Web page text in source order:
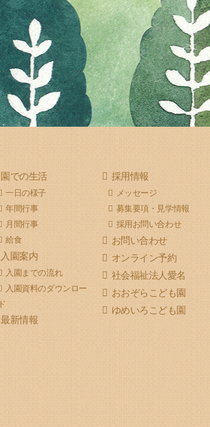
園での生活
一日の様子
年間行事
月間行事
給食
入園案内
入園までの流れ
入園資料のダウンロー
ド
最新情報
採用情報
メッセージ
募集要項・見学情報
採用お問い合わせ
お問い合わせ
オンライン予約
社会福祉法人愛名
おおぞらこども園
ゆめいろこども園